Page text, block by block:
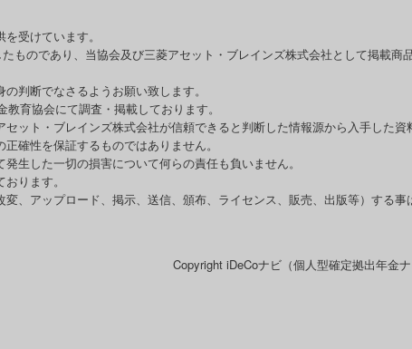
受けています。
ものであり、当協会及び三菱アセット・ブレインズ株式会社として掲載商
判断でなさるようお願い致します。
育協会にて調査・掲載しております。
ット・ブレインズ株式会社が信頼できると判断した情報源から入手した資
確性を保証するものではありません。
生した一切の損害について何らの責任も負いません。
ります。
、アップロード、掲示、送信、頒布、ライセンス、販売、出版等）する事
Copyright iDeCoナビ（個人型確定拠出年金ナ